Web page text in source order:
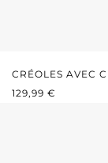
CRÉOLES AVEC
PRIX
129,99 €